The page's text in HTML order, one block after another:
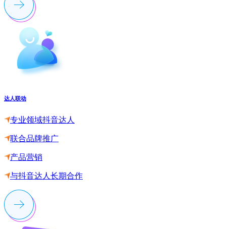
达人联动
专业领域抖音达人
联合品牌推广
产品营销
与抖音达人长期合作